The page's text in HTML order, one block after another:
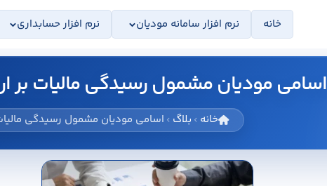
خانه نرم افزار سامانه مودیان نرم افزار حسابداری
اسامی مودیان مشمول رسیدگی مالیات بر
خانه بلاگ اسامی مودیان مشمول رسیدگی